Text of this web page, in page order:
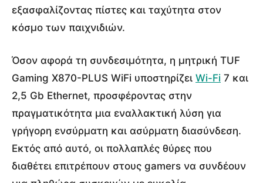
εξασφαλίζοντας πίστες και ταχύτητα στον
κόσμο των παιχνιδιών.
Όσον αφορά τη συνδεσιμότητα, η μητρική TUF
Gaming X870-PLUS WiFi υποστηρίζει Wi-Fi 7 και
2,5 Gb Ethernet, προσφέροντας στην
πραγματικότητα μια εναλλακτική λύση για
γρήγορη ενσύρματη και ασύρματη διασύνδεση.
Εκτός από αυτό, οι πολλαπλές θύρες που
διαθέτει επιτρέπουν στους gamers να συνδέουν